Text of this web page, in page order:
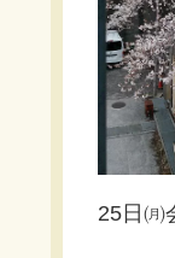
25日㈪